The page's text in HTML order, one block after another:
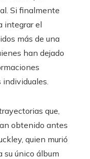
Si finalmente
integrar el
más de una
han dejado
que,
obtenido antes
quien murió
su único álbum